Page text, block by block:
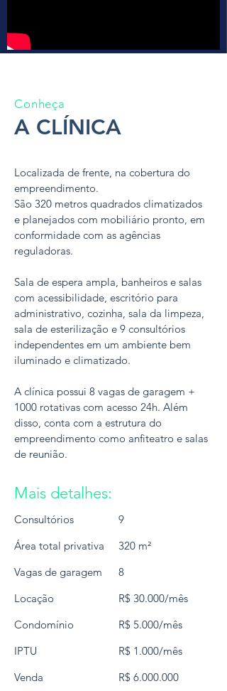
Conheça
A CLÍNICA
Localizada de frente, na cobertura do
empreendimento.
São 320 metros quadrados climatizados
e planejados com mobiliário pronto, em
conformidade com as agências
reguladoras.
Sala de espera ampla, banheiros e salas
com acessibilidade, escritório para
administrativo, cozinha, sala da limpeza,
sala de esterilização e 9 consultórios
independentes em um ambiente bem
iluminado e climatizado.
A clínica possui 8 vagas de garagem +
1000 rotativas com acesso 24h. Além
disso, conta com a estrutura do
empreendimento como anfiteatro e salas
de reunião.
Mais detalhes:
Consultórios
Área total privativa
Vagas de garagem
Locação
Condomínio
IPTU
Venda
9
320 m²
8
R$ 30.000/mês
R$ 5.000/mês
R$ 1.000/mês
R$ 6.000.000